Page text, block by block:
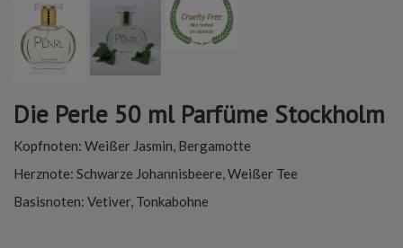
Die Perle 50 ml Parfüme Stockholm
Kopfnoten: Weißer Jasmin, Bergamotte
Herznote: Schwarze Johannisbeere, Weißer Tee
Basisnoten: Vetiver, Tonkabohne